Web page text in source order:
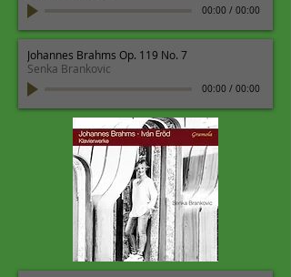
00:00 / 00:00
Johannes Brahms Op. 119 No. 7
Senka Brankovic
00:00 / 00:00